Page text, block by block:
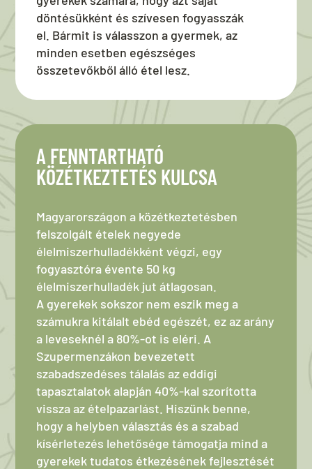
döntésükként és szívesen fogyasszák
el. Bármit is válasszon a gyermek, az
minden esetben egészséges
összetevőkből álló étel lesz.
A FENNTARTHATÓ
KÖZÉTKEZTETÉS KULCSA
Magyarországon a közétkeztetésben
felszolgált ételek negyede
élelmiszerhulladékként végzi, egy
fogyasztóra évente 50 kg
élelmiszerhulladék jut átlagosan.
A gyerekek sokszor nem eszik meg a
számukra kitálalt ebéd egészét, ez az arány
a leveseknél a 80%-ot is eléri. A
Szupermenzákon bevezetett
szabadszedéses tálalás az eddigi
tapasztalatok alapján 40%-kal szorította
vissza az ételpazarlást. Hiszünk benne,
hogy a helyben választás és a szabad
kísérletezés lehetősége támogatja mind a
gyerekek tudatos étkezésének fejlesztését